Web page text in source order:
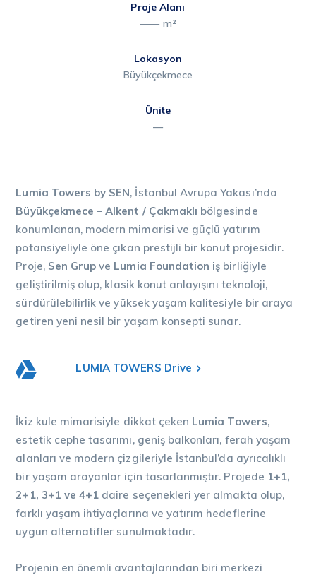
Proje Alanı
—— m²
Lokasyon
Büyükçekmece
Ünite
—
Lumia Towers by SEN, İstanbul Avrupa Yakası’nda
Büyükçekmece – Alkent / Çakmaklı bölgesinde
konumlanan, modern mimarisi ve güçlü yatırım
potansiyeliyle öne çıkan prestijli bir konut projesidir.
Proje, Sen Grup ve Lumia Foundation iş birliğiyle
geliştirilmiş olup, klasik konut anlayışını teknoloji,
sürdürülebilirlik ve yüksek yaşam kalitesiyle bir araya
getiren yeni nesil bir yaşam konsepti sunar.
LUMIA TOWERS Drive
İkiz kule mimarisiyle dikkat çeken Lumia Towers,
estetik cephe tasarımı, geniş balkonları, ferah yaşam
alanları ve modern çizgileriyle İstanbul’da ayrıcalıklı
bir yaşam arayanlar için tasarlanmıştır. Projede 1+1,
2+1, 3+1 ve 4+1 daire seçenekleri yer almakta olup,
farklı yaşam ihtiyaçlarına ve yatırım hedeflerine
uygun alternatifler sunulmaktadır.
Projenin en önemli avantajlarından biri merkezi